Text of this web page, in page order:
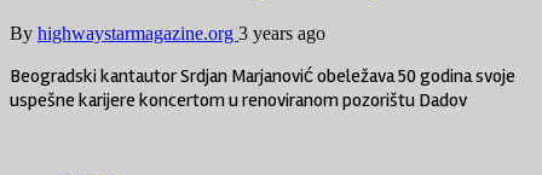
By highwaystarmagazine.org 3 years ago
Beogradski kantautor Srdjan Marjanović obeležava 50 godina svoje
uspešne karijere koncertom u renoviranom pozorištu Dadov